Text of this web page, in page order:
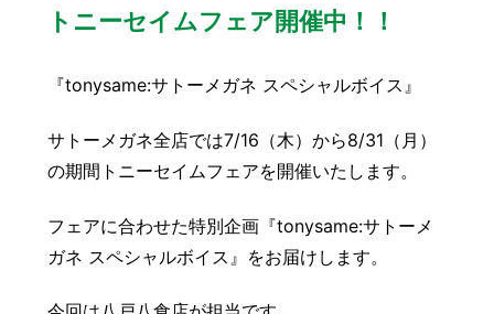
レンズ交換 レスキュー
お知らせ 会社概要
トニーセイムフェア開催中！！
『tonysame:サトーメガネ スペシャルボイス』
サトーメガネ全店では7/16（木）から8/31（月）
の期間トニーセイムフェアを開催いたします。
フェアに合わせた特別企画『tonysame:サトーメ
ガネ スペシャルボイス』をお届けします。